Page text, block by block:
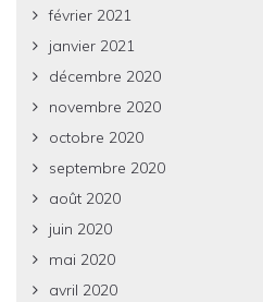
février 2021
janvier 2021
décembre 2020
novembre 2020
octobre 2020
septembre 2020
août 2020
juin 2020
mai 2020
avril 2020